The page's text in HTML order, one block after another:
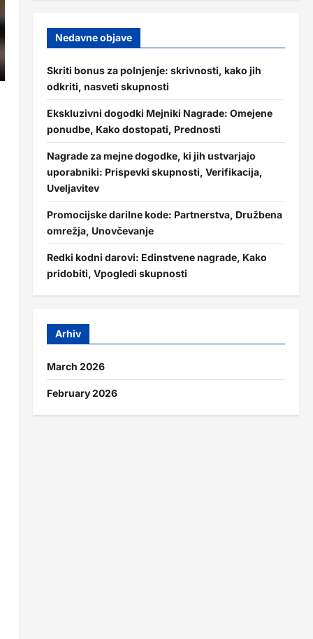
Nedavne objave
Skriti bonus za polnjenje: skrivnosti, kako jih
odkriti, nasveti skupnosti
Ekskluzivni dogodki Mejniki Nagrade: Omejene
ponudbe, Kako dostopati, Prednosti
Nagrade za mejne dogodke, ki jih ustvarjajo
uporabniki: Prispevki skupnosti, Verifikacija,
Uveljavitev
Promocijske darilne kode: Partnerstva, Družbena
omrežja, Unovčevanje
Redki kodni darovi: Edinstvene nagrade, Kako
pridobiti, Vpogledi skupnosti
Arhiv
March 2026
February 2026